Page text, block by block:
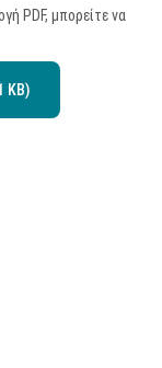
PDF, μπορείτε να
KB)